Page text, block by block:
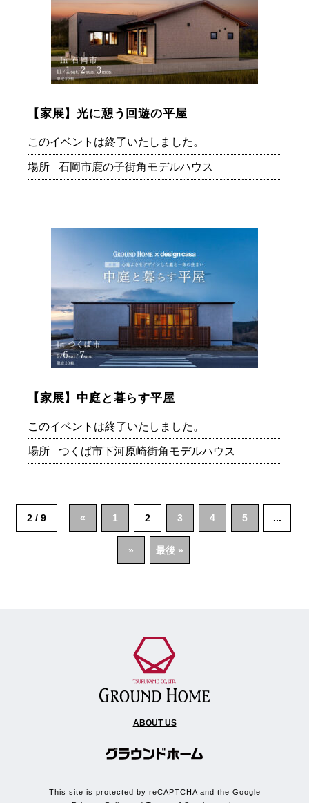
【家展】光に憩う回遊の平屋
このイベントは終了いたしました。
場所 石岡市鹿の子街角モデルハウス
【家展】中庭と暮らす平屋
このイベントは終了いたしました。
場所 つくば市下河原崎街角モデルハウス
2 / 9 « 1 2 3 4 5 ...
» 最後 »
ABOUT US
This site is protected by reCAPTCHA and the Google